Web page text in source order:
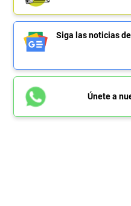
Siga las noticias
Únete a